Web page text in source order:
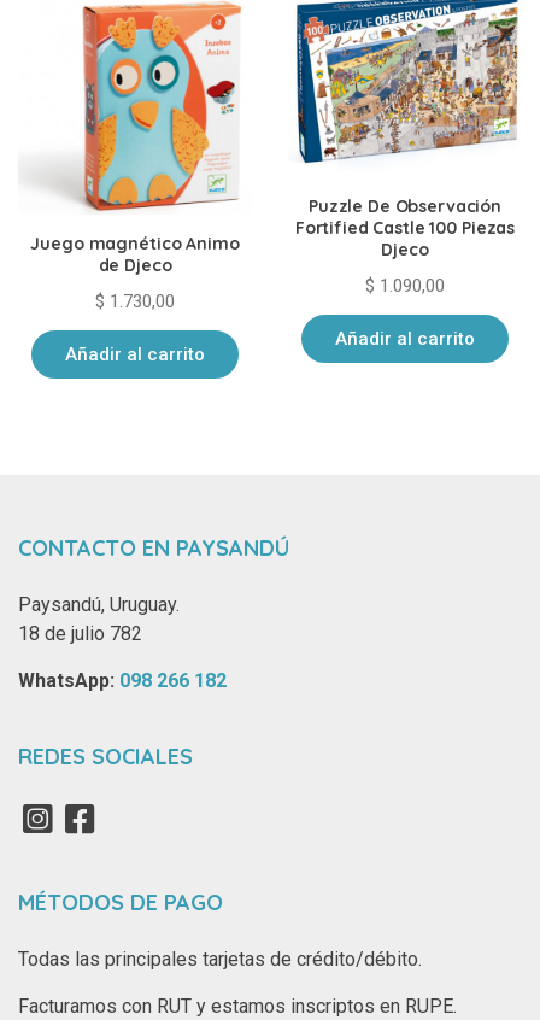
Juego magnético Animo
de Djeco
$ 1.730,00
Añadir al carrito
Puzzle De Observación
Fortified Castle 100 Piezas
Djeco
$ 1.090,00
Añadir al carrito
CONTACTO EN PAYSANDÚ
Paysandú, Uruguay.
18 de julio 782
WhatsApp: ‪ 098 266 182‬
REDES SOCIALES
MÉTODOS DE PAGO
Todas las principales tarjetas de crédito/débito.
Facturamos con RUT y estamos inscriptos en RUPE.